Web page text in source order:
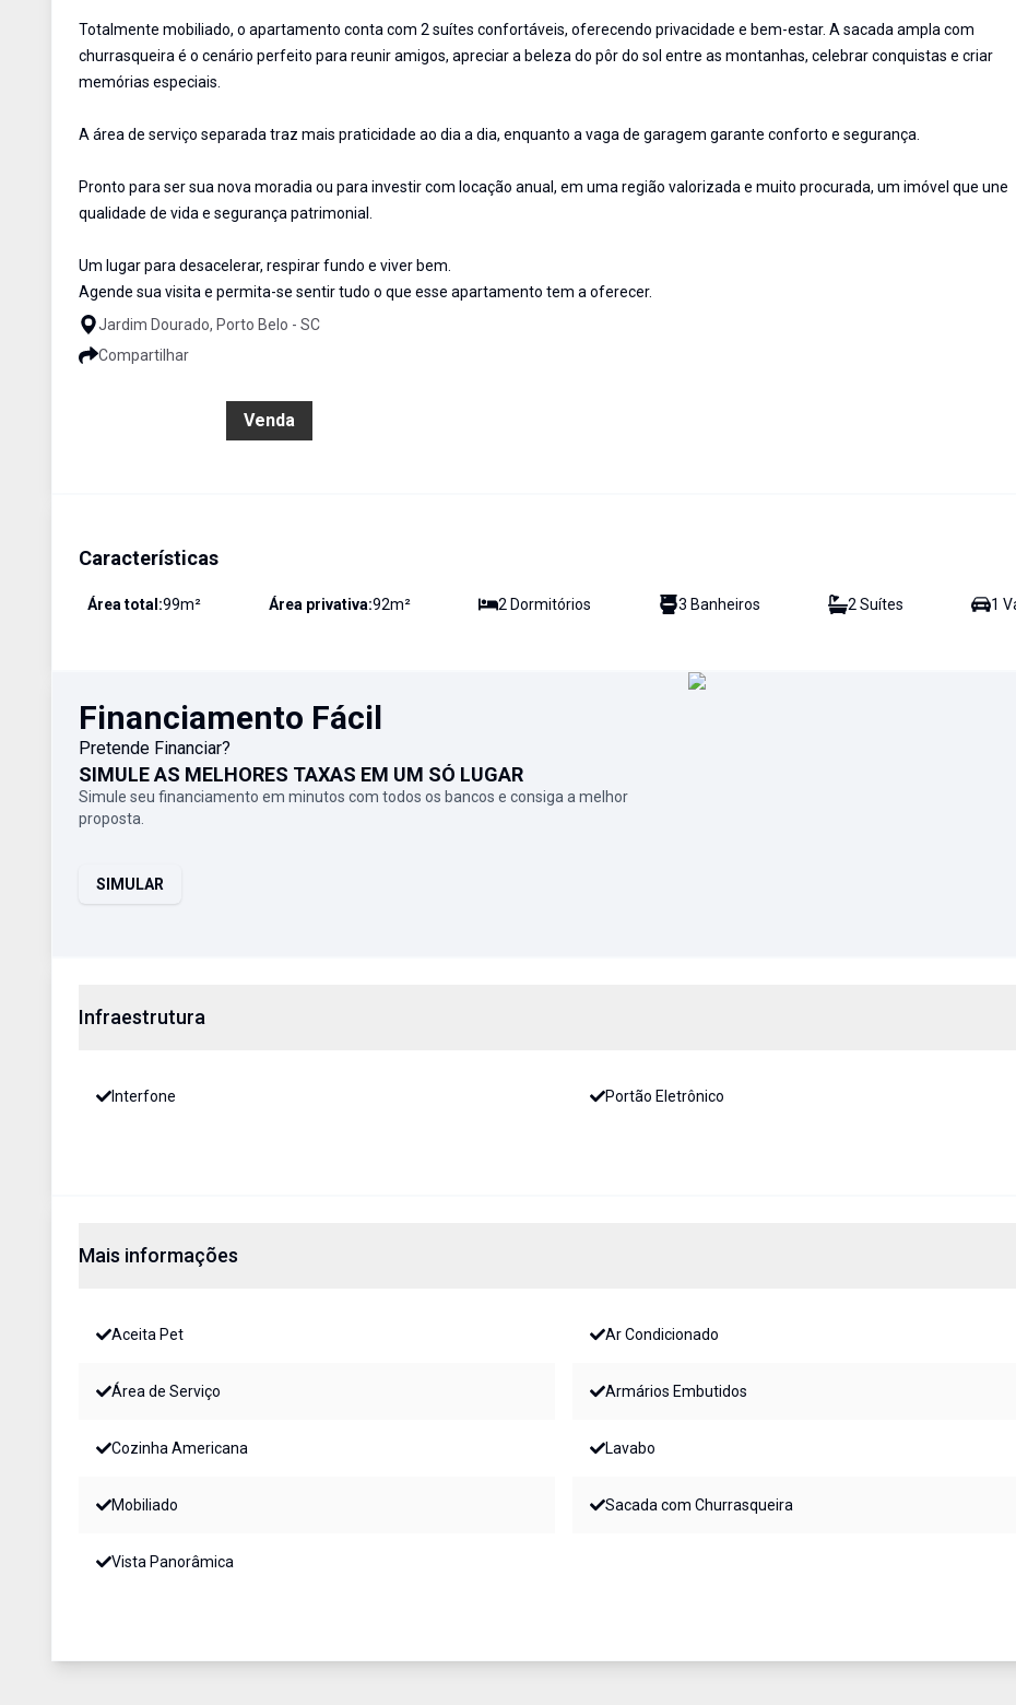
Totalmente mobiliado, o apartamento conta com 2 suítes confortáveis, oferecendo privacidade e bem-estar. A sacada ampla com
churrasqueira é o cenário perfeito para reunir amigos, apreciar a beleza do pôr do sol entre as montanhas, celebrar conquistas e criar
memórias especiais.
A área de serviço separada traz mais praticidade ao dia a dia, enquanto a vaga de garagem garante conforto e segurança.
Pronto para ser sua nova moradia ou para investir com locação anual, em uma região valorizada e muito procurada, um imóvel que une
qualidade de vida e segurança patrimonial.
Um lugar para desacelerar, respirar fundo e viver bem.
Agende sua visita e permita-se sentir tudo o que esse apartamento tem a oferecer.
Jardim Dourado, Porto Belo - SC
Compartilhar
Venda
Características
Área total:99m² Área privativa:92m² 2 Dormitórios 3 Banheiros 2 Suítes 1
Financiamento Fácil
Pretende Financiar?
SIMULE AS MELHORES TAXAS EM UM SÓ LUGAR
Simule seu financiamento em minutos com todos os bancos e consiga a melhor
proposta.
SIMULAR
Infraestrutura
Interfone Portão Eletrônico
Mais informações
Aceita Pet Ar Condicionado
Área de Serviço Armários Embutidos
Cozinha Americana Lavabo
Mobiliado Sacada com Churrasqueira
Vista Panorâmica